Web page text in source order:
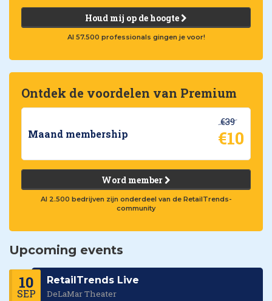
Houd mij op de hoogte
Al 57.500 professionals gingen je voor!
Ontdek de voordelen van Premium
Maand membership
€39
€10
Word member
Al 2.500 bedrijven zijn onderdeel van de RetailTrends-
community
Upcoming events
10
SEP
RetailTrends Live
DeLaMar Theater